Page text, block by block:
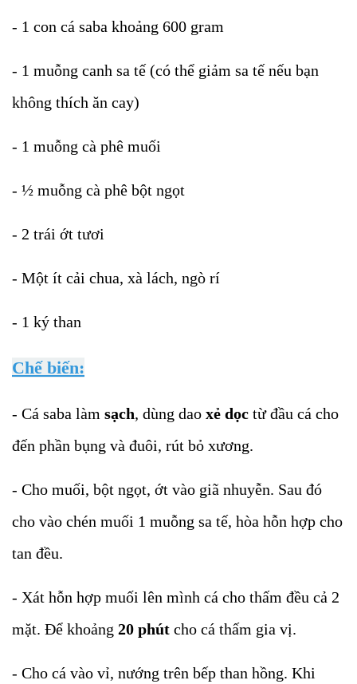
- 1 con cá saba khoảng 600 gram
- 1 muỗng canh sa tế (có thể giảm sa tế nếu bạn
không thích ăn cay)
- 1 muỗng cà phê muối
- ½ muỗng cà phê bột ngọt
- 2 trái ớt tươi
- Một ít cải chua, xà lách, ngò rí
- 1 ký than
Chế biến:
- Cá saba làm sạch, dùng dao xẻ dọc từ đầu cá cho
đến phần bụng và đuôi, rút bỏ xương.
- Cho muối, bột ngọt, ớt vào giã nhuyễn. Sau đó
cho vào chén muối 1 muỗng sa tế, hòa hỗn hợp cho
tan đều.
- Xát hỗn hợp muối lên mình cá cho thấm đều cả 2
mặt. Để khoảng 20 phút cho cá thấm gia vị.
- Cho cá vào vỉ, nướng trên bếp than hồng. Khi